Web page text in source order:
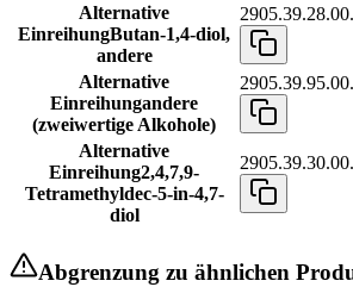
Alternative
EinreihungButan-1,4-diol,
andere
Alternative
Einreihungandere
(zweiwertige Alkohole)
Alternative
Einreihung2,4,7,9-
Tetramethyldec-5-in-4,7-
diol
Abgrenzung zu ähnlichen